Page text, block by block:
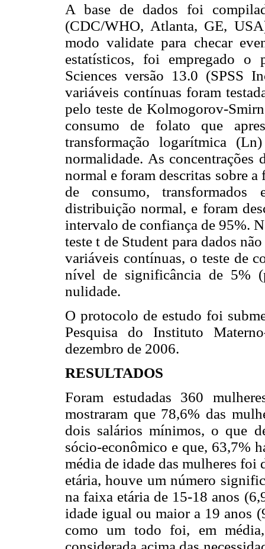
A base de dados foi
(CDC/WHO, Atlanta, GE,
modo validate para checar
estatísticos, foi empregado o
Sciences versão 13.0 (SPSS
variáveis contínuas foram
pelo teste de Kolmogorov-
consumo de folato que
transformação logarítmica
normalidade. As
normal e foram descritas sobre
de consumo, transformados
distribuição normal, e foram
intervalo de confiança de 95%.
teste t de Student para dados
variáveis contínuas, o teste de
nível de significância de 5%
nulidade.
O protocolo de estudo foi
Pesquisa do Instituto
dezembro de 2006.
RESULTADOS
Foram estudadas 360
mostraram que 78,6% das
dois salários mínimos, o que
sócio-econômico e que, 63,7%
média de idade das mulheres
etária, houve um número
na faixa etária de 15-18 anos
idade igual ou maior a 19 anos
como um todo foi, em